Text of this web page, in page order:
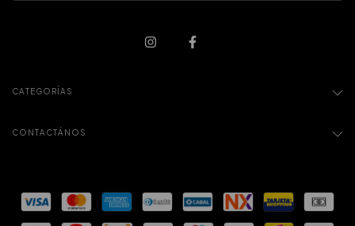
CATEGORÍAS
CONTACTÁNOS